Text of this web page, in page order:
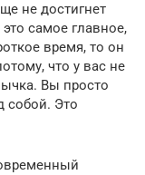
не достигнет
самое главное,
время, то он
что у вас не
Вы просто
собой. Это